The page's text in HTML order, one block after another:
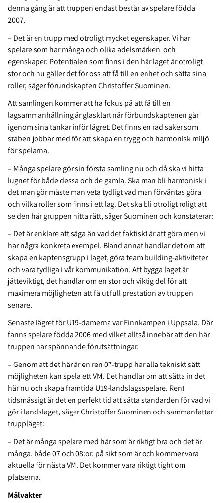
denna gång är att truppen endast består av spelare födda
2007.
– Det är en trupp med otroligt mycket egenskaper. Vi har
spelare som har många och olika adelsmärken och
egenskaper. Potentialen som finns i den här laget är otroligt
stor och nu gäller det för oss att få till en enhet och sätta sina
roller, säger förundskapten Christoffer Suominen.
Att samlingen kommer att ha fokus på att få till en
lagsammanhållning är glasklart när förbundskaptenen går
igenom sina tankar inför lägret. Det finns en rad saker som
staben jobbar med för att skapa en trygg och harmonisk miljö
för spelarna.
– Många spelare gör sin första samling nu och då ska vi hitta
lugnet för både dessa och de gamla. Ska man bli harmonisk i
det man gör måste man veta tydligt vad man förväntas göra
och vilka roller som finns i ett lag. Det ska bli otroligt roligt att
se den här gruppen hitta rätt, säger Suominen och konstaterar:
– Det är enklare att säga än vad det faktiskt är att göra men vi
har några konkreta exempel. Bland annat handlar det om att
skapa en kaptensgrupp i laget, göra team building-aktiviteter
och vara tydliga i vår kommunikation. Att bygga laget är
jätteviktigt, det handlar om en stor och viktig del för att
maximera möjligheten att få ut full prestation av truppen
senare.
Senaste lägret för U19-damerna var Finnkampen i Uppsala. Där
fanns spelare födda 2006 med vilket alltså innebär att den här
truppen har spännande förutsättningar.
– Genom att det här är en ren 07-trupp har alla tekniskt sätt
möjligheten kan spela ett VM. Det handlar om att sätta in det
här nu och skapa framtida U19-landslagsspelare. Rent
tidsmässigt är det en perfekt tid att sätta standarden för vad vi
gör i landslaget, säger Christoffer Suominen och sammanfattar
truppläget:
– Det är många spelare med här som är riktigt bra och det är
många, både 07 och 08:or, på sikt som är och kommer vara
aktuella för nästa VM. Det kommer vara riktigt tight om
platserna.
Målvakter